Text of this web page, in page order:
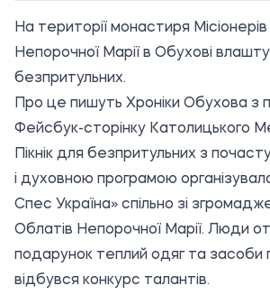
На території монастиря
Непорочної Марії в Обухові
безпритульних.
Про це пишуть Хроніки Обухова з
Фейсбук-сторінку Католицького
Пікнік для безпритульних з
і духовною програмою
Спес Україна» спільно зі
Облатів Непорочної Марії. Люди
подарунок теплий одяг та засоби
відбувся конкурс талантів.